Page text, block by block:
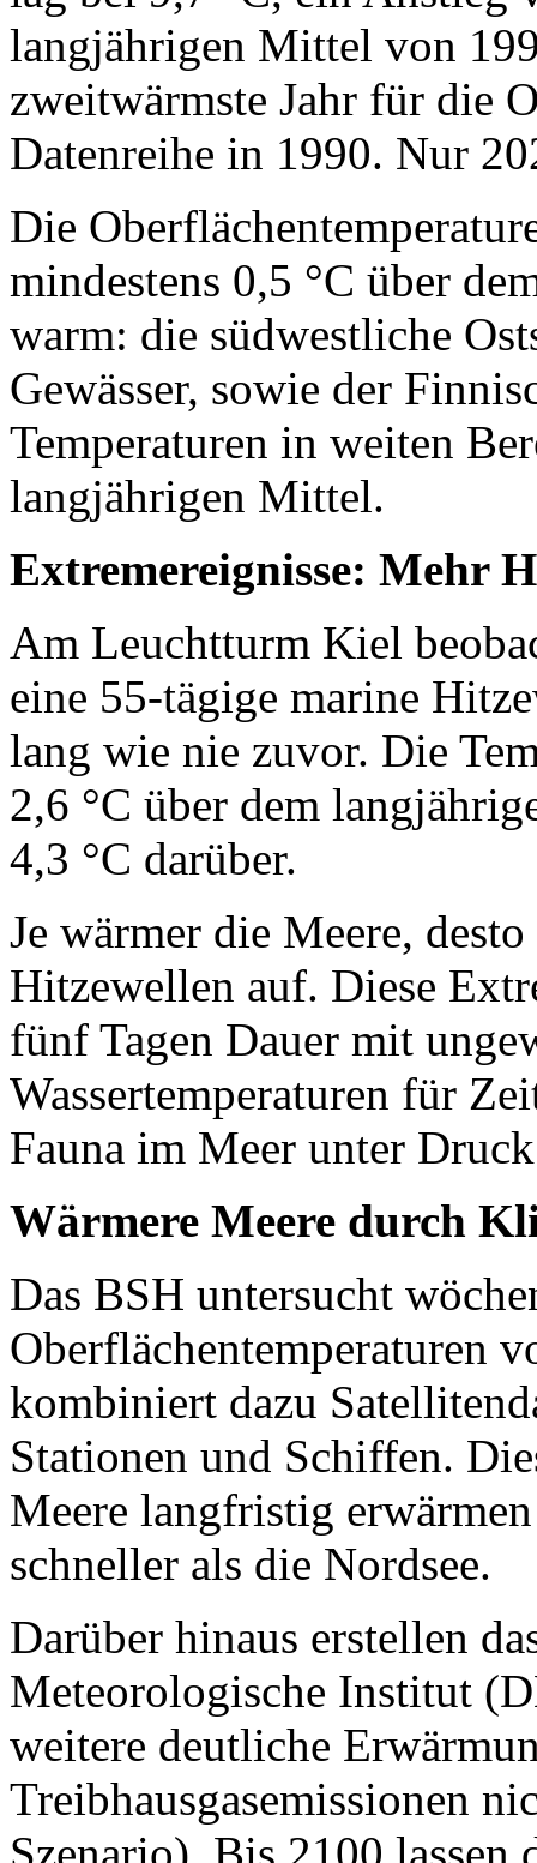
langjährigen Mittel von
zweitwärmste Jahr für die
Datenreihe in 1990. Nur
Die
mindestens 0,5 °C über
warm: die südwestliche
Gewässer, sowie der
Temperaturen in weiten
langjährigen Mittel.
Extremereignisse: Mehr
Am Leuchtturm Kiel
eine 55-tägige marine
lang wie nie zuvor. Die
2,6 °C über dem
4,3 °C darüber.
Je wärmer die Meere,
Hitzewellen auf. Diese
fünf Tagen Dauer mit
Wassertemperaturen für
Fauna im Meer unter
Wärmere Meere durch
Das BSH untersucht
Oberflächentemperaturen
kombiniert dazu
Stationen und Schiffen.
Meere langfristig
schneller als die Nordsee.
Darüber hinaus erstellen
Meteorologische Institut
weitere deutliche
Treibhausgasemissionen